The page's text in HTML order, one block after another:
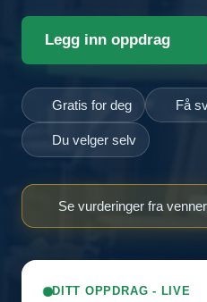
Legg inn oppdrag
Gratis for deg Få
Du velger selv
Se vurderinger fra
DITT OPPDRAG - LIVE